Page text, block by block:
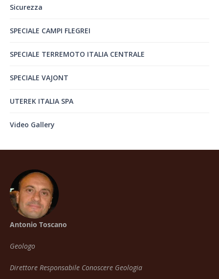
Sicurezza
SPECIALE CAMPI FLEGREI
SPECIALE TERREMOTO ITALIA CENTRALE
SPECIALE VAJONT
UTEREK ITALIA SPA
Video Gallery
Antonio Toscano
Geologo
Direttore Responsabile Conoscere Geologia